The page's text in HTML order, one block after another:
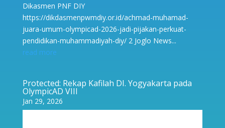
Dikasmen PNF DIY
https://dikdasmenpwmdiy.or.id/achmad-muhamad-
juara-umum-olympicad-2026-jadi-pijakan-perkuat-
pendidikan-muhammadiyah-diy/ 2 Joglo News...
read more
Protected: Rekap Kafilah DI. Yogyakarta pada
OlympicAD VIII
Jan 29, 2026